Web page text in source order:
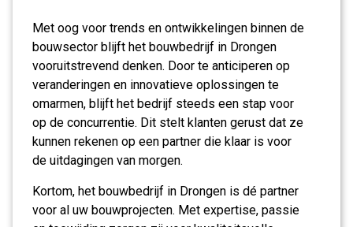
Met oog voor trends en ontwikkelingen binnen de
bouwsector blijft het bouwbedrijf in Drongen
vooruitstrevend denken. Door te anticiperen op
veranderingen en innovatieve oplossingen te
omarmen, blijft het bedrijf steeds een stap voor
op de concurrentie. Dit stelt klanten gerust dat ze
kunnen rekenen op een partner die klaar is voor
de uitdagingen van morgen.
Kortom, het bouwbedrijf in Drongen is dé partner
voor al uw bouwprojecten. Met expertise, passie